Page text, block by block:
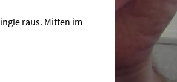
raus. Mitten im